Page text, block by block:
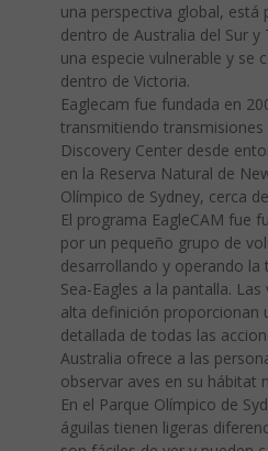
una perspectiva global,
dentro de Australia del Sur
una especie vulnerable y se
dentro de Victoria.
Eaglecam fue fundada en
transmitiendo
Discovery Center desde
en la Reserva Natural de
Olímpico de Sydney, cerca
El programa EagleCAM fue
por un pequeño grupo de
desarrollando y operando la
Sea-Eagles a la pantalla.
alta definición proporcionan
detallada de todas las
Australia ofrece a las
observar aves en su hábitat
En el Parque Olímpico de
águilas tienen ligeras